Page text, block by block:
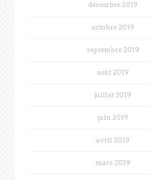
décembre 2019
octobre 2019
septembre 2019
août 2019
juillet 2019
juin 2019
avril 2019
mars 2019